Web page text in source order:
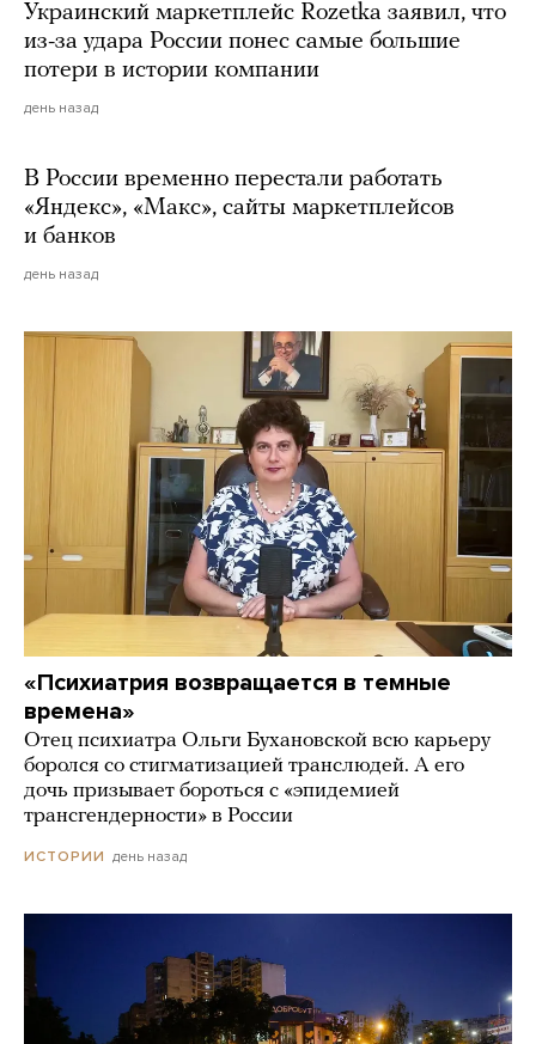
Украинский маркетплейс Rozetka заявил, что
из-за удара России понес самые большие
потери в истории компании
день назад
В России временно перестали работать
«Яндекс», «Макс», сайты маркетплейсов
и банков
день назад
«Психиатрия возвращается в темные
времена»
Отец психиатра Ольги Бухановской всю карьеру
боролся со стигматизацией транслюдей. А его
дочь призывает бороться с «эпидемией
трансгендерности» в России
ИСТОРИИ день назад